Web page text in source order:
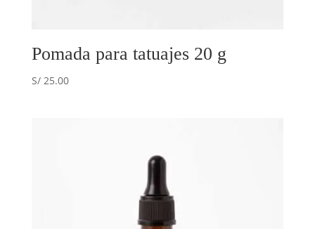
Pomada para tatuajes 20 g
S/25.00